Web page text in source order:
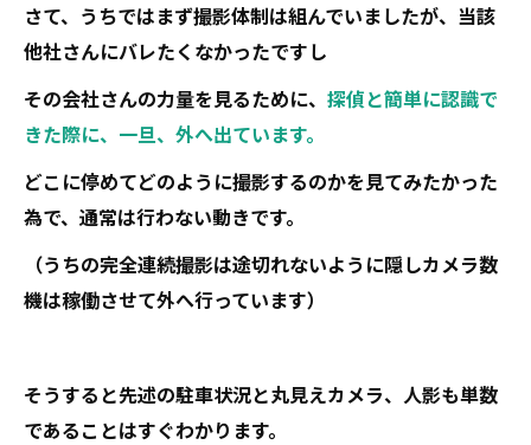
さて、うちではまず撮影体制は組んでいましたが、当該
他社さんにバレたくなかったですし
その会社さんの力量を見るために、 探偵と簡単に認識で
きた際に、一旦、外へ出ています。
どこに停めてどのように撮影するのかを見てみたかった
為で、通常は行わない動きです。
（うちの完全連続撮影は途切れないように隠しカメラ数
機は稼働させて外へ行っています）
そうすると先述の駐車状況と丸見えカメラ、人影も単数
であることはすぐわかります。